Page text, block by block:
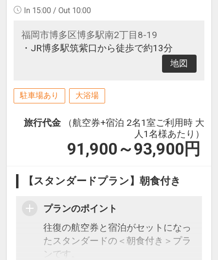
In 15:00 / Out 10:00
福岡市博多区博多駅南2丁目8-19
・JR博多駅筑紫口から徒歩で約13分
地図
駐車場あり 大浴場
旅行代金
（航空券+宿泊 2名1室ご利用時 大
人1名様あたり）
91,900～93,900 円
【スタンダードプラン】朝食付き
プランのポイント
往復の航空券と宿泊がセットになっ
たスタンダードの＜朝食付き＞プラ
ンです。